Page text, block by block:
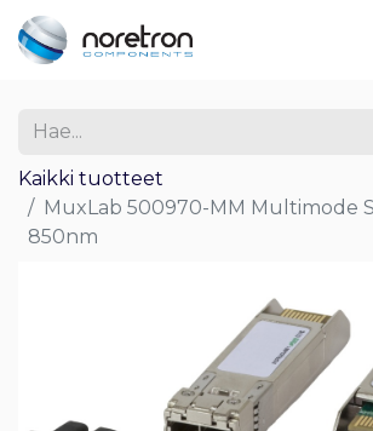
Kaikki tuotteet
MuxLab 500970-MM Multimode
850nm